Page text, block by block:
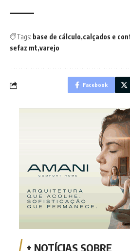
Tags: base de cálculo calçados e
sefaz mt varejo
Facebook